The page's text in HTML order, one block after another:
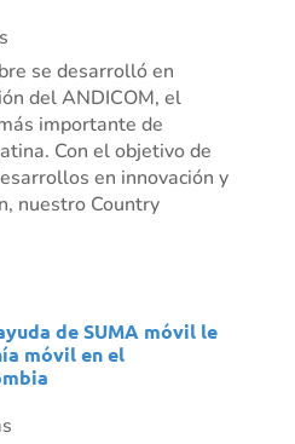
se desarrolló en
del ANDICOM, el
importante de
Con el objetivo de
en innovación y
nuestro Country
de SUMA móvil le
móvil en el